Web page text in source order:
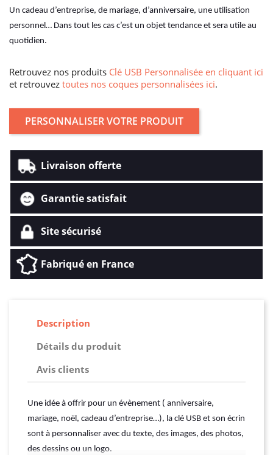
Un cadeau d’entreprise, de mariage, d’anniversaire, une utilisation
personnel… Dans tout les cas c’est un objet tendance et sera utile au
quotidien.
Retrouvez nos produits Clé USB Personnalisée en cliquant ici
et retrouvez toutes nos coques personnalisées ici.
PERSONNALISER VOTRE PRODUIT
Livraison offerte
Garantie satisfait
Site sécurisé
Fabriqué en France
Description
Détails du produit
Avis clients
Une idée à offrir pour un évènement ( anniversaire,
mariage, noël, cadeau d’entreprise…), la clé USB et son écrin
sont à personnaliser avec du texte, des images, des photos,
des dessins ou un logo.